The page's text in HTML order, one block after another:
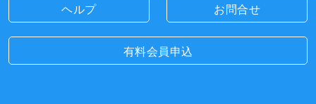
ヘルプ お問合せ
有料会員申込